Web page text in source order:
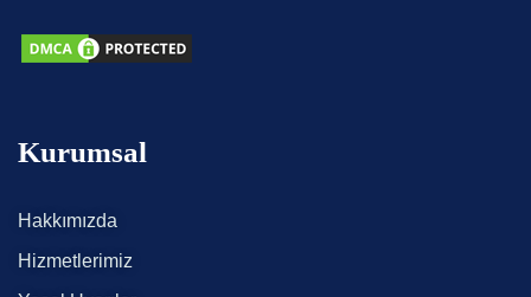
Kurumsal
Hakkımızda
Hizmetlerimiz